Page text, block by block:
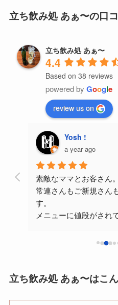
立ち飲み処 あぁ〜の口
立ち飲み処 あぁ〜
4.4
Based on 38 reviews
powered by Google
review us on
Yosh !
a year ago
素敵なママとお客さん。
常連さんもご新規さん
す。
メニューに値段がされ
チャージなしで食べ物
立ち飲み処 あぁ〜はこ